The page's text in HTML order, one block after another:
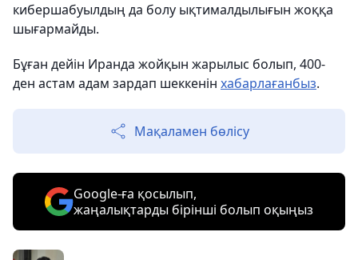
кибершабуылдың да болу ықтималдылығын жоққа
шығармайды.
Бұған дейін Иранда жойқын жарылыс болып, 400-
ден астам адам зардап шеккенін хабарлағанбыз.
Мақаламен бөлісу
Google-ға қосылып,
жаңалықтарды бірінші болып оқыңыз